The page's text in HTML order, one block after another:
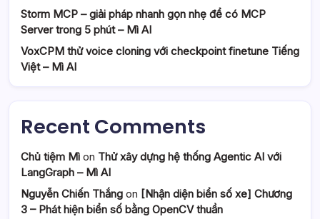
Storm MCP – giải pháp nhanh gọn nhẹ để có MCP
Server trong 5 phút – Mì AI
VoxCPM thử voice cloning với checkpoint finetune Tiếng
Việt – Mì AI
Recent Comments
Chủ tiệm Mì on Thử xây dựng hệ thống Agentic AI với
LangGraph – Mì AI
Nguyễn Chiến Thắng on [Nhận diện biển số xe] Chương
3 – Phát hiện biển số bằng OpenCV thuần